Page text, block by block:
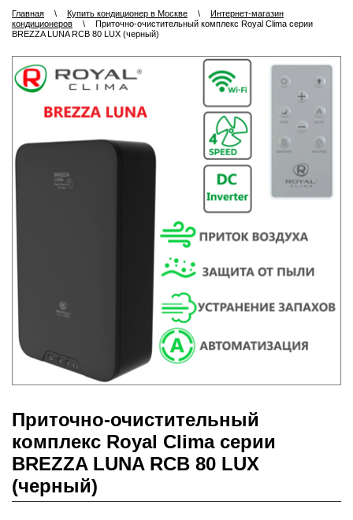
Главная \ Купить кондиционер в Москве \
Интернет-магазин
кондиционеров
\
Приточно-очистительный комплекс Royal Clima серии
BREZZA LUNA RCB 80 LUX (черный)
Приточно-очистительный
комплекс Royal Clima серии
BREZZA LUNA RCB 80 LUX
(черный)